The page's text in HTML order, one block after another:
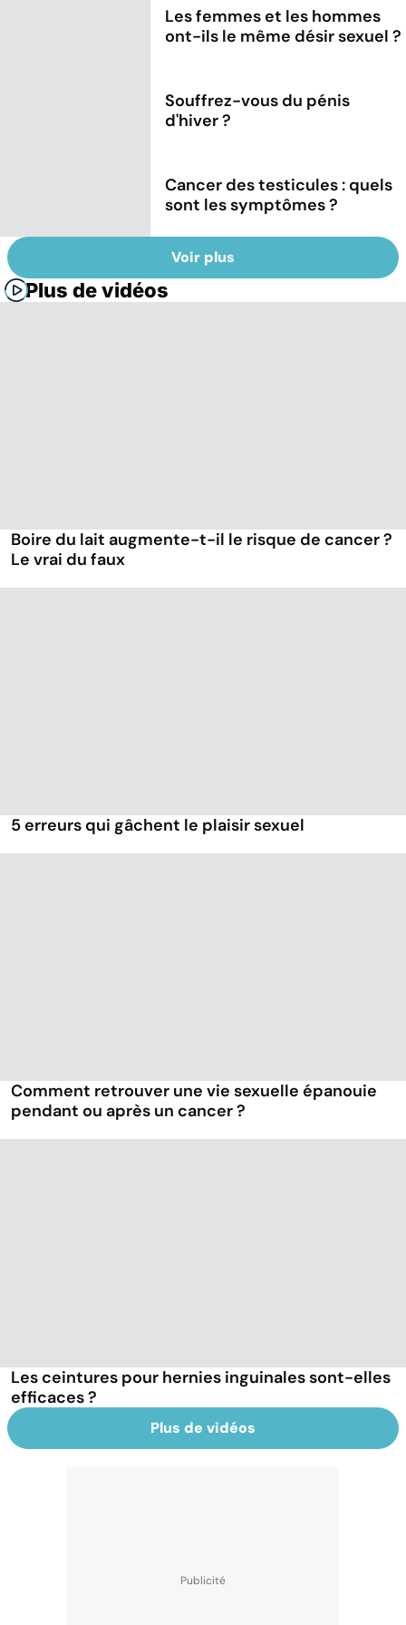
Les femmes et les hommes
ont-ils le même désir sexuel ?
Souffrez-vous du pénis
d'hiver ?
Cancer des testicules : quels
sont les symptômes ?
Voir plus
Plus de vidéos
Boire du lait augmente-t-il le risque de cancer ?
Le vrai du faux
5 erreurs qui gâchent le plaisir sexuel
Comment retrouver une vie sexuelle épanouie
pendant ou après un cancer ?
Les ceintures pour hernies inguinales sont-elles
efficaces ?
Plus de vidéos